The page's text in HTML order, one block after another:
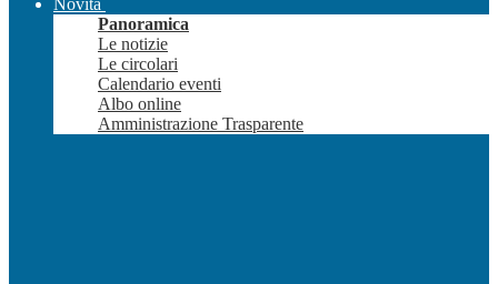
Novità
Panoramica
Le notizie
Le circolari
Calendario eventi
Albo online
Amministrazione Trasparente